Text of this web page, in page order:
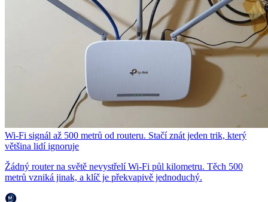
Wi-Fi signál až 500 metrů od routeru. Stačí znát jeden trik, který
většina lidí ignoruje
Žádný router na světě nevystřelí Wi-Fi půl kilometru. Těch 500
metrů vzniká jinak, a klíč je překvapivě jednoduchý.